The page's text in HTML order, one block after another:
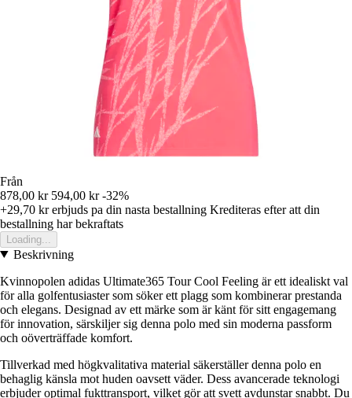
Från
878,00 kr 594,00 kr -32%
+29,70 krerbjuds pa din nasta bestallning Krediteras efter att din
bestallning har bekraftats
Loading...
Beskrivning
Kvinnopolen adidas Ultimate365 Tour Cool Feeling är ett idealiskt val
för alla golfentusiaster som söker ett plagg som kombinerar prestanda
och elegans. Designad av ett märke som är känt för sitt engagemang
för innovation, särskiljer sig denna polo med sin moderna passform
och oöverträffade komfort.
Tillverkad med högkvalitativa material säkerställer denna polo en
behaglig känsla mot huden oavsett väder. Dess avancerade teknologi
erbjuder optimal fukttransport, vilket gör att svett avdunstar snabbt. Du